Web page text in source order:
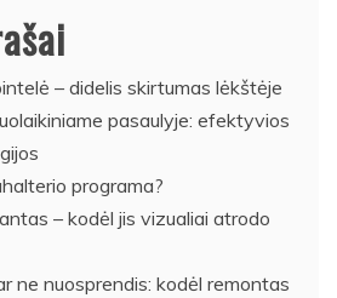
– didelis skirtumas lėkštėje
pasaulyje: efektyvios
programa?
– kodėl jis vizualiai atrodo
ne nuosprendis: kodėl remontas